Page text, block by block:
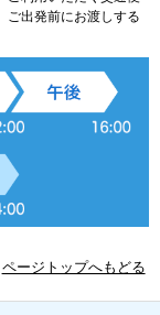
ご出発前にお渡しする
ページトップへもどる